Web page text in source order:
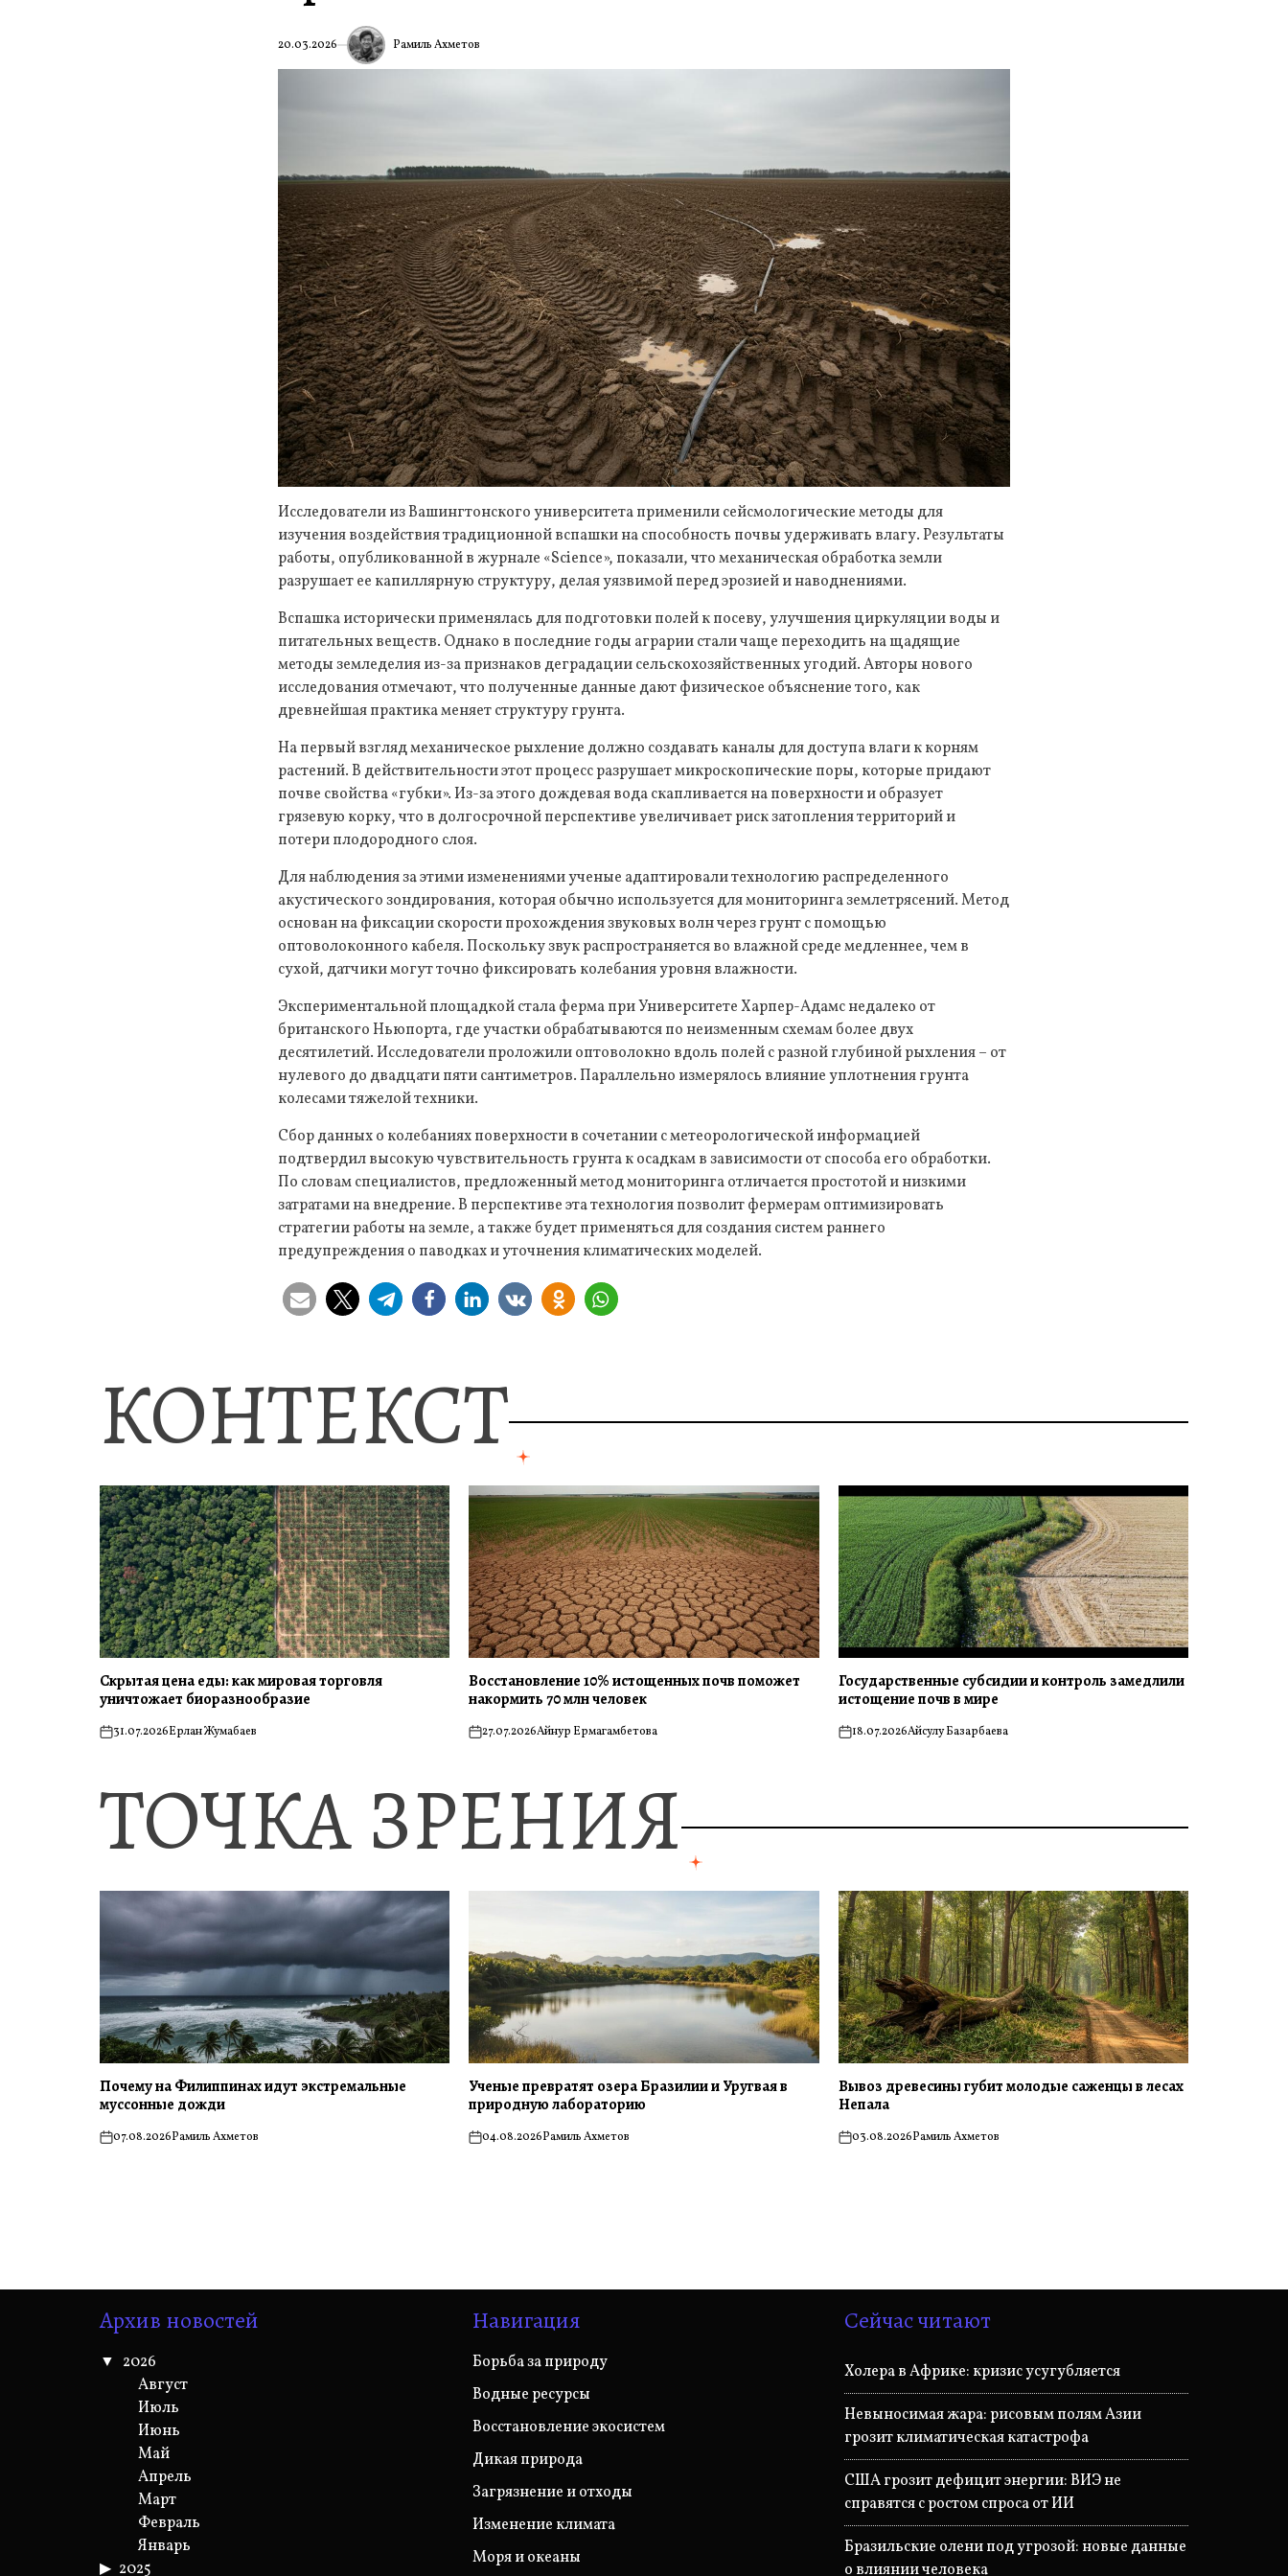
20.03.2026 Рамиль Ахметов
Исследователи из Вашингтонского университета применили сейсмологические методы для
изучения воздействия традиционной вспашки на способность почвы удерживать влагу. Результаты
работы, опубликованной в журнале «Science», показали, что механическая обработка земли
разрушает ее капиллярную структуру, делая уязвимой перед эрозией и наводнениями.
Вспашка исторически применялась для подготовки полей к посеву, улучшения циркуляции воды и
питательных веществ. Однако в последние годы аграрии стали чаще переходить на щадящие
методы земледелия из-за признаков деградации сельскохозяйственных угодий. Авторы нового
исследования отмечают, что полученные данные дают физическое объяснение того, как
древнейшая практика меняет структуру грунта.
На первый взгляд механическое рыхление должно создавать каналы для доступа влаги к корням
растений. В действительности этот процесс разрушает микроскопические поры, которые придают
почве свойства «губки». Из-за этого дождевая вода скапливается на поверхности и образует
грязевую корку, что в долгосрочной перспективе увеличивает риск затопления территорий и
потери плодородного слоя.
Для наблюдения за этими изменениями ученые адаптировали технологию распределенного
акустического зондирования, которая обычно используется для мониторинга землетрясений. Метод
основан на фиксации скорости прохождения звуковых волн через грунт с помощью
оптоволоконного кабеля. Поскольку звук распространяется во влажной среде медленнее, чем в
сухой, датчики могут точно фиксировать колебания уровня влажности.
Экспериментальной площадкой стала ферма при Университете Харпер-Адамс недалеко от
британского Ньюпорта, где участки обрабатываются по неизменным схемам более двух
десятилетий. Исследователи проложили оптоволокно вдоль полей с разной глубиной рыхления – от
нулевого до двадцати пяти сантиметров. Параллельно измерялось влияние уплотнения грунта
колесами тяжелой техники.
Сбор данных о колебаниях поверхности в сочетании с метеорологической информацией
подтвердил высокую чувствительность грунта к осадкам в зависимости от способа его обработки.
По словам специалистов, предложенный метод мониторинга отличается простотой и низкими
затратами на внедрение. В перспективе эта технология позволит фермерам оптимизировать
стратегии работы на земле, а также будет применяться для создания систем раннего
предупреждения о паводках и уточнения климатических моделей.
КОНТЕКСТ
Скрытая цена еды: как мировая торговля
уничтожает биоразнообразие
on31.07.2026Ерлан Жумабаев
Восстановление 10% истощенных почв поможет
накормить 70 млн человек
on27.07.2026Айнур Ермагамбетова
Государственные субсидии и контроль замедлили
истощение почв в мире
on18.07.2026Айсулу Базарбаева
ТОЧКА ЗРЕНИЯ
Почему на Филиппинах идут экстремальные
муссонные дожди
on07.08.2026Рамиль Ахметов
Ученые превратят озера Бразилии и Уругвая в
природную лабораторию
on04.08.2026Рамиль Ахметов
Вывоз древесины губит молодые саженцы в лесах
Непала
on03.08.2026Рамиль Ахметов
Архив новостей
2026
Август
Июль
Июнь
Май
Апрель
Март
Февраль
Январь
2025
Навигация
Борьба за природу
Водные ресурсы
Восстановление экосистем
Дикая природа
Загрязнение и отходы
Изменение климата
Моря и океаны
Сейчас читают
Холера в Африке: кризис усугубляется
Невыносимая жара: рисовым полям Азии
грозит климатическая катастрофа
США грозит дефицит энергии: ВИЭ не
справятся с ростом спроса от ИИ
Бразильские олени под угрозой: новые данные
о влиянии человека